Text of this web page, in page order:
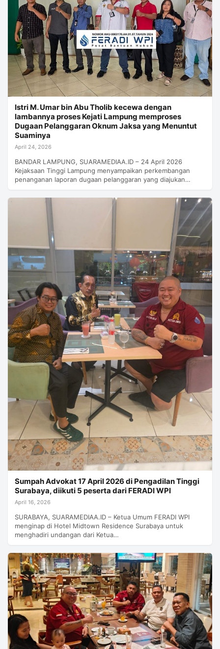
Istri M. Umar bin Abu Tholib kecewa dengan
lambannya proses Kejati Lampung memproses
Dugaan Pelanggaran Oknum Jaksa yang Menuntut
Suaminya
April 24, 2026
BANDAR LAMPUNG, SUARAMEDIAA.ID – 24 April 2026
Kejaksaan Tinggi Lampung menyampaikan perkembangan
penanganan laporan dugaan pelanggaran yang diajukan…
Sumpah Advokat 17 April 2026 di Pengadilan Tinggi
Surabaya, diikuti 5 peserta dari FERADI WPI
April 16, 2026
SURABAYA, SUARAMEDIAA.ID – Ketua Umum FERADI WPI
menginap di Hotel Midtown Residence Surabaya untuk
menghadiri undangan dari Ketua…